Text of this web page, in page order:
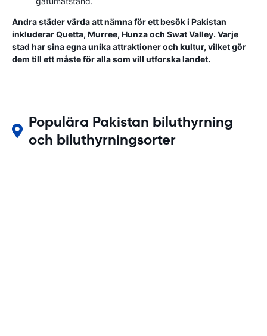
Andra städer värda att nämna för ett besök i Pakistan
inkluderar Quetta, Murree, Hunza och Swat Valley. Varje
stad har sina egna unika attraktioner och kultur, vilket gör
dem till ett måste för alla som vill utforska landet.
Populära Pakistan biluthyrning
och biluthyrningsorter